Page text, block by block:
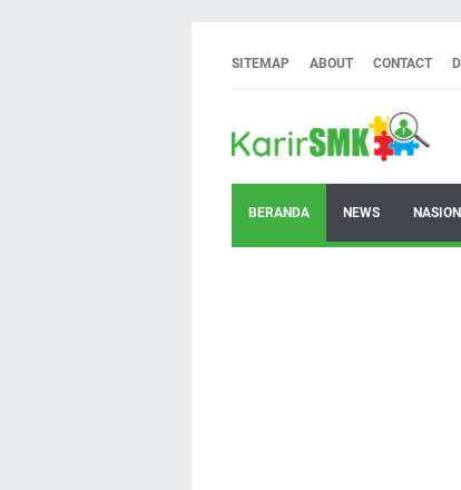
SITEMAP ABOUT CONTACT
BERANDA NEWS